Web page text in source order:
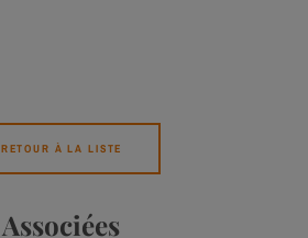
RETOUR À LA LISTE
Associées